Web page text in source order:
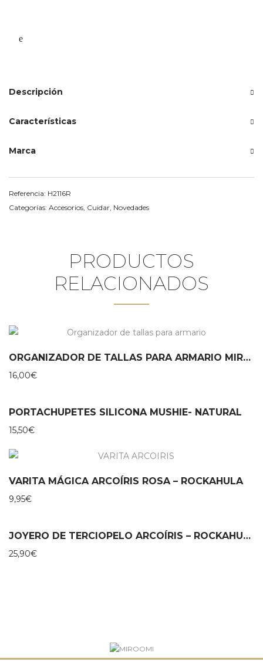
Descripción
Características
Marca
Referencia: H2116R
Categorías: Accesorios Cuidar Novedades
PRODUCTOS
RELACIONADOS
ORGANIZADOR DE TALLAS PARA ARMARIO MIROOMI
16,00€
PORTACHUPETES SILICONA MUSHIE- NATURAL
15,50€
VARITA MÁGICA ARCOÍRIS ROSA – ROCKAHULA
9,95€
JOYERO DE TERCIOPELO ARCOÍRIS – ROCKAHULA
25,90€